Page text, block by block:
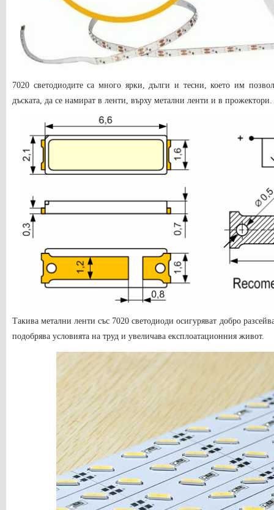
7020 светодиодите са много ярки, дълги и тесни, което им
дъската, да се намират в ленти, върху метални ленти и в прожектори.
Такива метални ленти със 7020 светодиоди осигуряват добро
подобрява условията на труд и увеличава експлоатационния живот.